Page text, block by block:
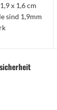
x 1,6 cm
sind 1,9mm